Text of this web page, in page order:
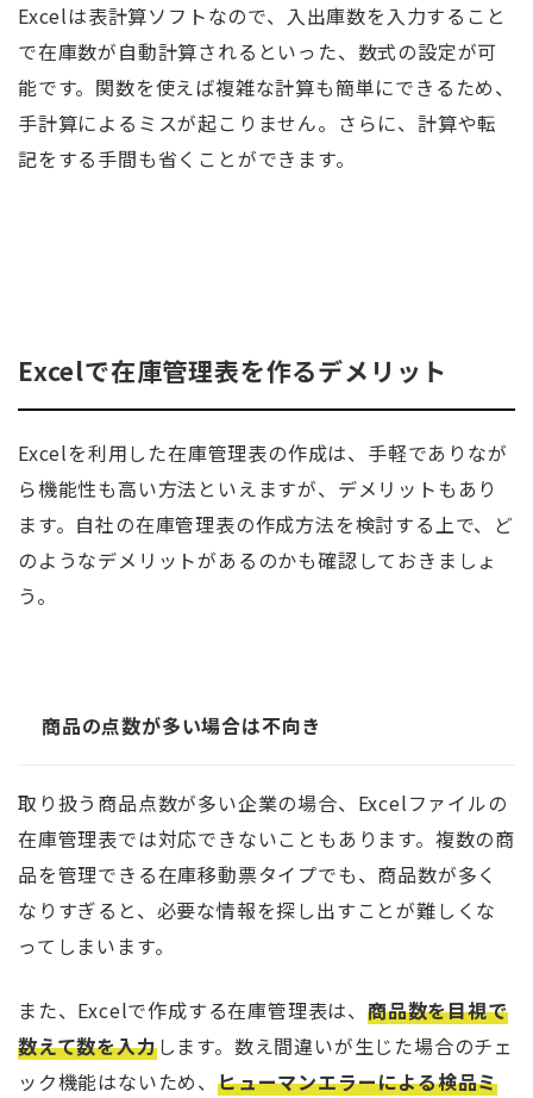
Excelは表計算ソフトなので、入出庫数を入力すること
で在庫数が自動計算されるといった、数式の設定が可
能です。関数を使えば複雑な計算も簡単にできるため、
手計算によるミスが起こりません。さらに、計算や転
記をする手間も省くことができます。
Excelで在庫管理表を作るデメリット
Excelを利用した在庫管理表の作成は、手軽でありなが
ら機能性も高い方法といえますが、デメリットもあり
ます。自社の在庫管理表の作成方法を検討する上で、ど
のようなデメリットがあるのかも確認しておきましょ
う。
商品の点数が多い場合は不向き
取り扱う商品点数が多い企業の場合、Excelファイルの
在庫管理表では対応できないこともあります。複数の商
品を管理できる在庫移動票タイプでも、商品数が多く
なりすぎると、必要な情報を探し出すことが難しくな
ってしまいます。
また、Excelで作成する在庫管理表は、 商品数を目視で
数えて数を入力します。数え間違いが生じた場合のチェ
ック機能はないため、 ヒューマンエラーによる検品ミ